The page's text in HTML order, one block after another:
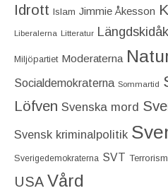
Idrott Islam Jimmie Åkesson
Liberalerna Litteratur
Miljöpartiet Moderaterna
Socialdemokraterna Sommartid
Löfven Svenska mord
Svensk kriminalpolitik
Sverigedemokraterna SVT Terrorism
USA Vård